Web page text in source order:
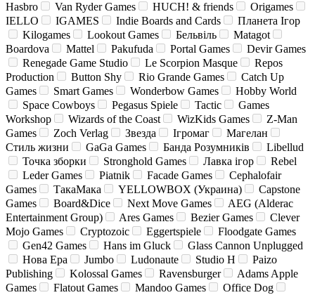
Hasbro
Van Ryder Games HUCH! & friends
Origames
IELLO
IGAMES Indie Boards and Cards
Планета Ігор
Kilogames
Lookout Games Бельвіль
Matagot
Boardova
Mattel Pakufuda Portal Games
Devir Games
Renegade Game Studio
Le Scorpion Masque
Repos
Production
Button Shy Rio Grande Games
Catch Up
Games
Smart Games Wonderbow Games
Hobby World
Space Cowboys
Pegasus Spiele Tactic
Games
Workshop
Wizards of the Coast WizKids Games
Z-Man
Games
Zoch Verlag Звезда Ігромаг
Магелан
Стиль жизни
GaGa Games Банда Розумників
Libellud
Точка зборки
Stronghold Games Лавка ігор
Rebel
Leder Games
Piatnik Facade Games
Cephalofair
Games
ТакаМака YELLOWBOX (Украина)
Capstone
Games
Board&Dice Next Move Games
AEG (Alderac
Entertainment Group)
Ares Games Bezier Games
Clever
Mojo Games
Cryptozoic Eggertspiele
Floodgate Games
Gen42 Games
Hans im Gluck
Glass Cannon Unplugged
Нова Ера
Jumbo Ludonaute Studio H
Paizo
Publishing
Kolossal Games Ravensburger
Adams Apple
Games
Flatout Games Mandoo Games
Office Dog